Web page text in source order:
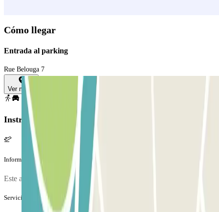
Cómo llegar
Entrada al parking
Rue Belouga 7
Ver mapa
Instrucciones
Información adicional
Este aparcamiento no admite autocaravanas ni camiones.
Servicios extra (no incluidos en el precio)